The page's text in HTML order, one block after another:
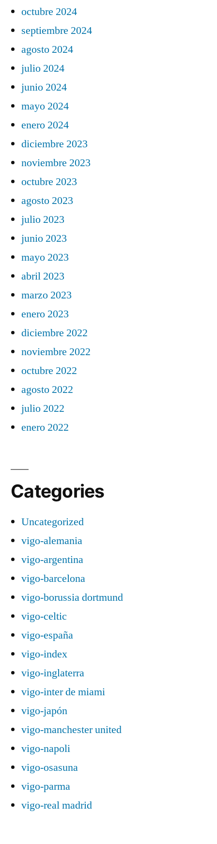
octubre 2024
septiembre 2024
agosto 2024
julio 2024
junio 2024
mayo 2024
enero 2024
diciembre 2023
noviembre 2023
octubre 2023
agosto 2023
julio 2023
junio 2023
mayo 2023
abril 2023
marzo 2023
enero 2023
diciembre 2022
noviembre 2022
octubre 2022
agosto 2022
julio 2022
enero 2022
Categories
Uncategorized
vigo-alemania
vigo-argentina
vigo-barcelona
vigo-borussia dortmund
vigo-celtic
vigo-españa
vigo-index
vigo-inglaterra
vigo-inter de miami
vigo-japón
vigo-manchester united
vigo-napoli
vigo-osasuna
vigo-parma
vigo-real madrid